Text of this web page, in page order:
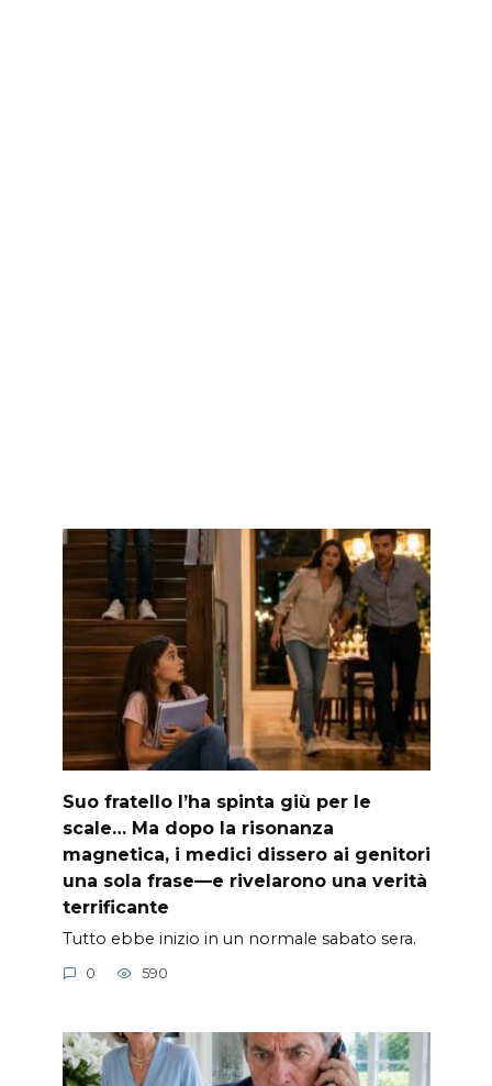
Suo fratello l’ha spinta giù per le
scale… Ma dopo la risonanza
magnetica, i medici dissero ai genitori
una sola frase—e rivelarono una verità
terrificante
Tutto ebbe inizio in un normale sabato sera.
0 590